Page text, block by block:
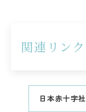
関連リンク
日本赤十字社